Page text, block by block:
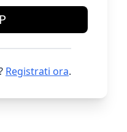
Registrati ora.